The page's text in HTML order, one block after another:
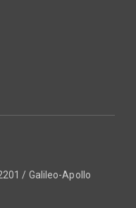
/ Galileo-Apollo